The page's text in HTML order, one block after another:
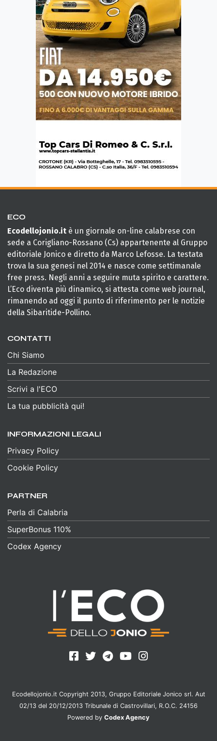
ECO
Ecodellojonio.it è un giornale on-line calabrese con
sede a Corigliano-Rossano (Cs) appartenente al Gruppo
editoriale Jonico e diretto da Marco Lefosse. La testata
trova la sua genesi nel 2014 e nasce come settimanale
free press. Negli anni a seguire muta spirito e carattere.
L’Eco diventa più dinamico, si attesta come web journal,
rimanendo ad oggi il punto di riferimento per le notizie
della Sibaritide-Pollino.
CONTATTI
Chi Siamo
La Redazione
Scrivi a l'ECO
La tua pubblicità qui!
INFORMAZIONI LEGALI
Privacy Policy
Cookie Policy
PARTNER
Perla di Calabria
SuperBonus 110%
Codex Agency
Ecodellojonio.it Copyright 2013, Gruppo Editoriale Jonico srl. Aut
02/13 del 20/12/2013 Tribunale di Castrovillari, R.O.C. 24156
Powered by Codex Agency